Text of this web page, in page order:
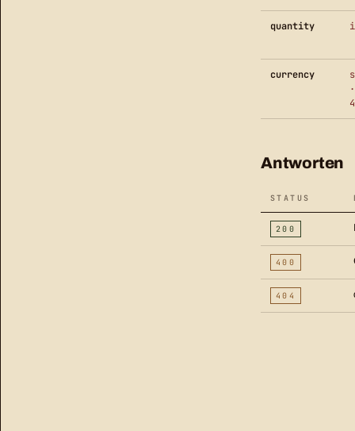
quantity
currency
Antworten
STATUS
200
400
404